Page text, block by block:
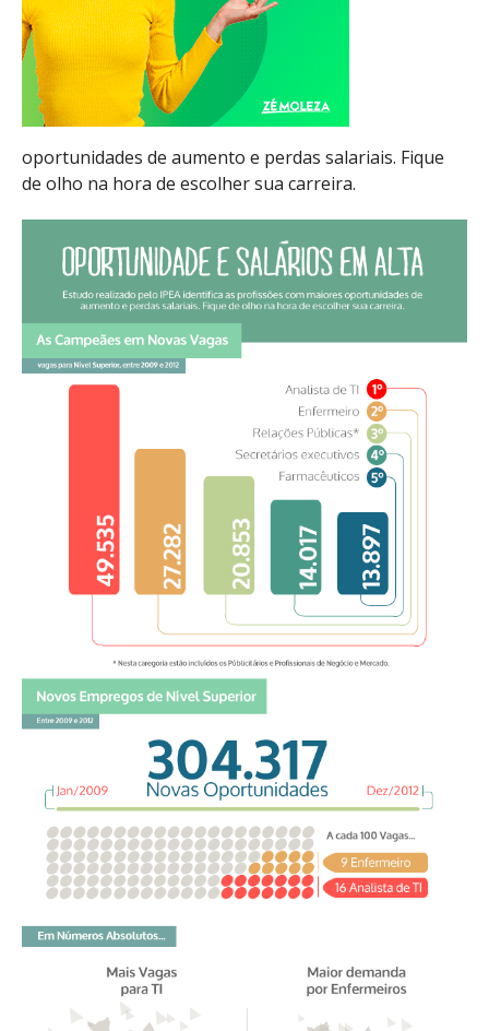
oportunidades de aumento e perdas salariais. Fique
de olho na hora de escolher sua carreira.